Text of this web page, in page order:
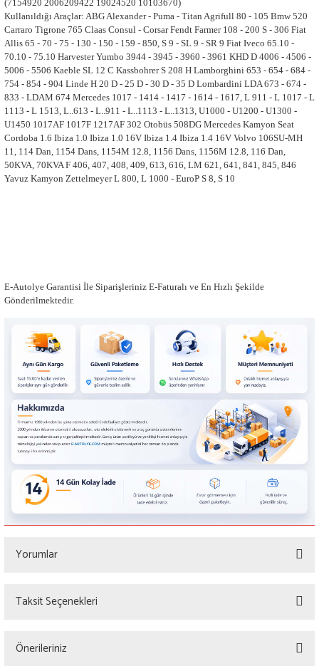
(7154920 2006209422 19024520 10103670)
Kullanıldığı Araçlar: ABG Alexander - Puma - Titan Agrifull 80 - 105 Bmw 520
Carraro Tigrone 765 Claas Consul - Corsar Fendt Farmer 108 - 200 S - 306 Fiat
Allis 65 - 70 - 75 - 130 - 150 - 159 - 850, S 9 - SL 9 - SR 9 Fiat Iveco 65.10 -
70.10 - 75.10 Harvester Yumbo 3944 - 3945 - 3960 - 3961 KHD D 4006 - 4506 -
5006 - 5506 Kaeble SL 12 C Kassbohrer S 208 H Lamborghini 653 - 654 - 684 -
754 - 854 - 904 Linde H 20 D - 25 D - 30 D - 35 D Lombardini LDA 673 - 674 -
833 - LDAM 674 Mercedes 1017 - 1414 - 1417 - 1614 - 1617, L 911 - L 1017 - L
1113 - L 1513, L..613 - L..911 - L..1113 - L..1313, U1000 - U1200 - U1300 -
U1450 1017AF 1017F 1217AF 302 Otobüs 508DG Mercedes Kamyon Seat
Cordoba 1.6 Ibiza 1.0 Ibiza 1.0 16V Ibiza 1.4 Ibiza 1.4 16V Volvo 106SU-MH
11, 114 Dan, 1154 Dans, 1154M 12.8, 1156 Dans, 1156M 12.8, 116 Dan,
50KVA, 70KVA F 406, 407, 408, 409, 613, 616, LM 621, 641, 841, 845, 846
Yavuz Kamyon Zettelmeyer L 800, L 1000 - EuroP S 8, S 10
E-Autolye Garantisi İle Siparişleriniz E-Faturalı ve En Hızlı Şekilde
Gönderilmektedir.
Yorumlar
Taksit Seçenekleri
Önerileriniz